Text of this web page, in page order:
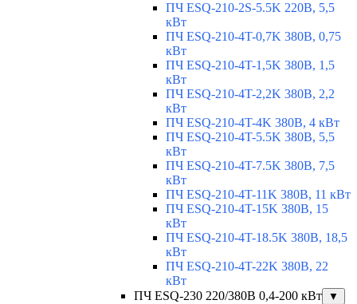
ПЧ ESQ-210-2S-5.5K 220В, 5,5
кВт
ПЧ ESQ-210-4T-0,7K 380В, 0,75
кВт
ПЧ ESQ-210-4T-1,5K 380В, 1,5
кВт
ПЧ ESQ-210-4T-2,2K 380В, 2,2
кВт
ПЧ ESQ-210-4T-4K 380В, 4 кВт
ПЧ ESQ-210-4T-5.5K 380В, 5,5
кВт
ПЧ ESQ-210-4T-7.5K 380В, 7,5
кВт
ПЧ ESQ-210-4T-11K 380В, 11 кВт
ПЧ ESQ-210-4T-15K 380В, 15
кВт
ПЧ ESQ-210-4T-18.5K 380В, 18,5
кВт
ПЧ ESQ-210-4T-22K 380В, 22
кВт
ПЧ ESQ-230 220/380В 0,4-200 кВт
▼